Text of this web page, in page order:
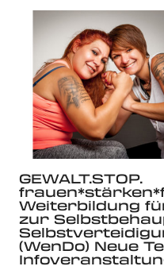
GEWALT.STOP.
Weiterbildung
zur
(WenDo) Neue